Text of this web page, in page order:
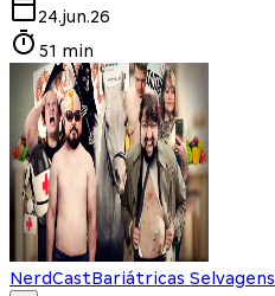
24.jun.26
51 min
NerdCastBariátricas Selvagens